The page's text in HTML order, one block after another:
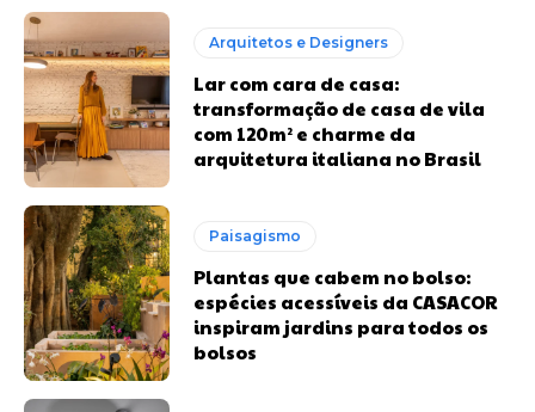
Arquitetos e Designers
Lar com cara de casa:
transformação de casa de vila
com 120m² e charme da
arquitetura italiana no Brasil
Paisagismo
Plantas que cabem no bolso:
espécies acessíveis da CASACOR
inspiram jardins para todos os
bolsos